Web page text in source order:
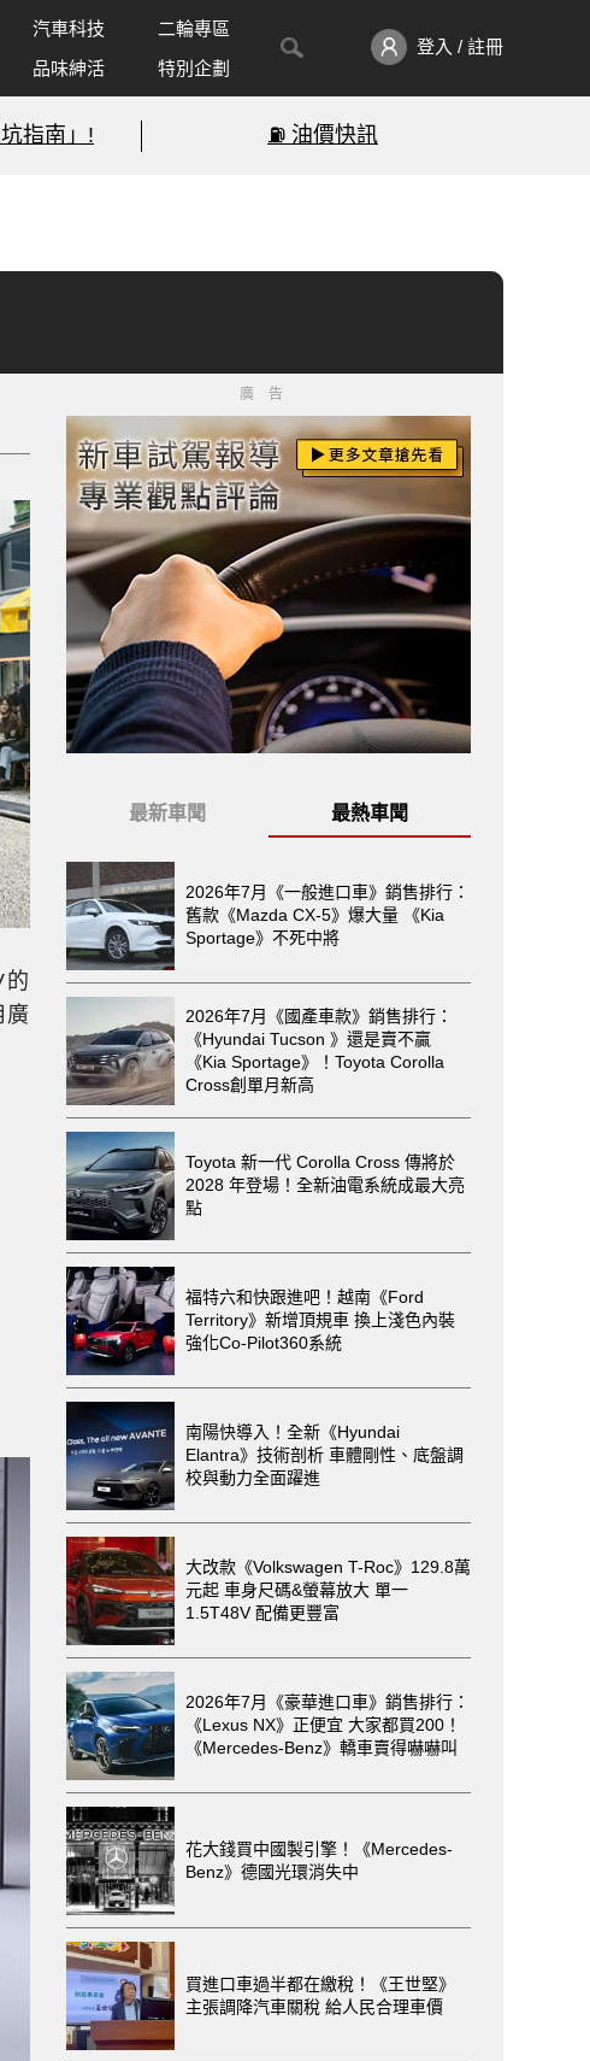
汽車科技
二輪專區
品味紳活 特別企劃
登入 / 註冊
指南」! ⛽️ 油價快訊
廣
廣告
最新車聞 最熱車聞
2026年7月《一般進口車》銷售排行：
舊款《Mazda CX-5》爆大量 《Kia
Sportage》不死中將
2026年7月《國產車款》銷售排行：
《Hyundai Tucson 》還是賣不贏
《Kia Sportage》！Toyota Corolla
Cross創單月新高
Toyota 新一代 Corolla Cross 傳將於
2028 年登場！全新油電系統成最大亮
點
福特六和快跟進吧！越南《Ford
Territory》新增頂規車 換上淺色內裝
強化Co-Pilot360系統
南陽快導入！全新《Hyundai
Elantra》技術剖析 車體剛性、底盤調
校與動力全面躍進
大改款《Volkswagen T-Roc》129.8萬
元起 車身尺碼&螢幕放大 單一
1.5T48V 配備更豐富
2026年7月《豪華進口車》銷售排行：
《Lexus NX》正便宜 大家都買200！
《Mercedes-Benz》轎車賣得嚇嚇叫
花大錢買中國製引擎！《Mercedes-
Benz》德國光環消失中
買進口車過半都在繳稅！《王世堅》
主張調降汽車關稅 給人民合理車價